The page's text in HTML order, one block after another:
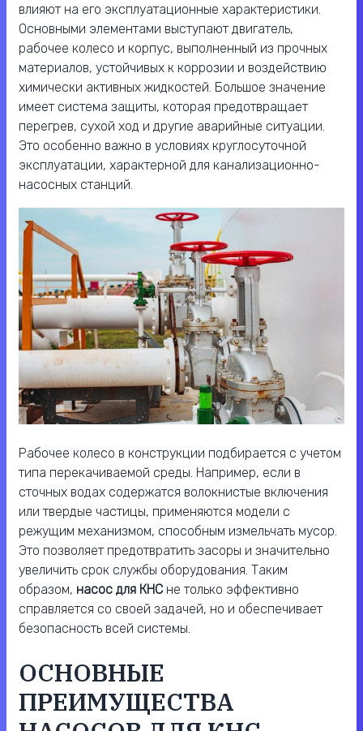
влияют на его эксплуатационные характеристики.
Основными элементами выступают двигатель,
рабочее колесо и корпус, выполненный из прочных
материалов, устойчивых к коррозии и воздействию
химически активных жидкостей. Большое значение
имеет система защиты, которая предотвращает
перегрев, сухой ход и другие аварийные ситуации.
Это особенно важно в условиях круглосуточной
эксплуатации, характерной для канализационно-
насосных станций.
Рабочее колесо в конструкции подбирается с учетом
типа перекачиваемой среды. Например, если в
сточных водах содержатся волокнистые включения
или твердые частицы, применяются модели с
режущим механизмом, способным измельчать мусор.
Это позволяет предотвратить засоры и значительно
увеличить срок службы оборудования. Таким
образом, насос для КНС не только эффективно
справляется со своей задачей, но и обеспечивает
безопасность всей системы.
ОСНОВНЫЕ
ПРЕИМУЩЕСТВА